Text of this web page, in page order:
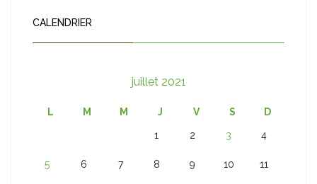
CALENDRIER
juillet 2021
L M M J V S D
1 2 3 4
5 6 7 8 9 10 11